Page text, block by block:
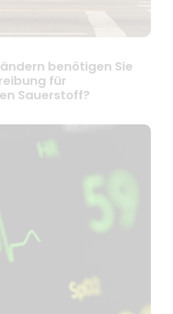
benötigen Sie
für
Sauerstoff?